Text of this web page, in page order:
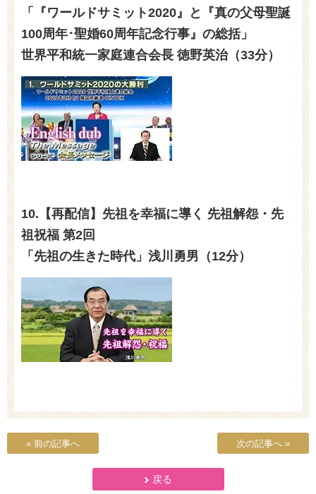
「『ワールドサミット2020』と『真の父母聖誕
100周年･聖婚60周年記念行事』の総括」
世界平和統一家庭連合会長 徳野英治（33分）
10.【再配信】先祖を幸福に導く 先祖解怨・先
祖祝福 第2回
「先祖の生きた時代」浅川勇男（12分）
« 前の記事へ 次の記事へ »
戻る